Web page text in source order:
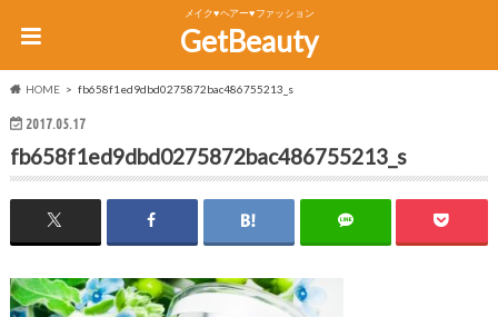
メイク♥ヘアー♥ファッション
GetBeauty
HOME fb658f1ed9dbd0275872bac486755213_s
2017.05.17
fb658f1ed9dbd0275872bac486755213_s